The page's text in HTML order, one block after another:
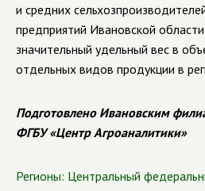
и средних
предприятий Ивановской
значительный удельный вес в
отдельных видов продукции в
Подготовлено Ивановским
ФГБУ «Центр Агроаналитики»
Регионы: Центральный